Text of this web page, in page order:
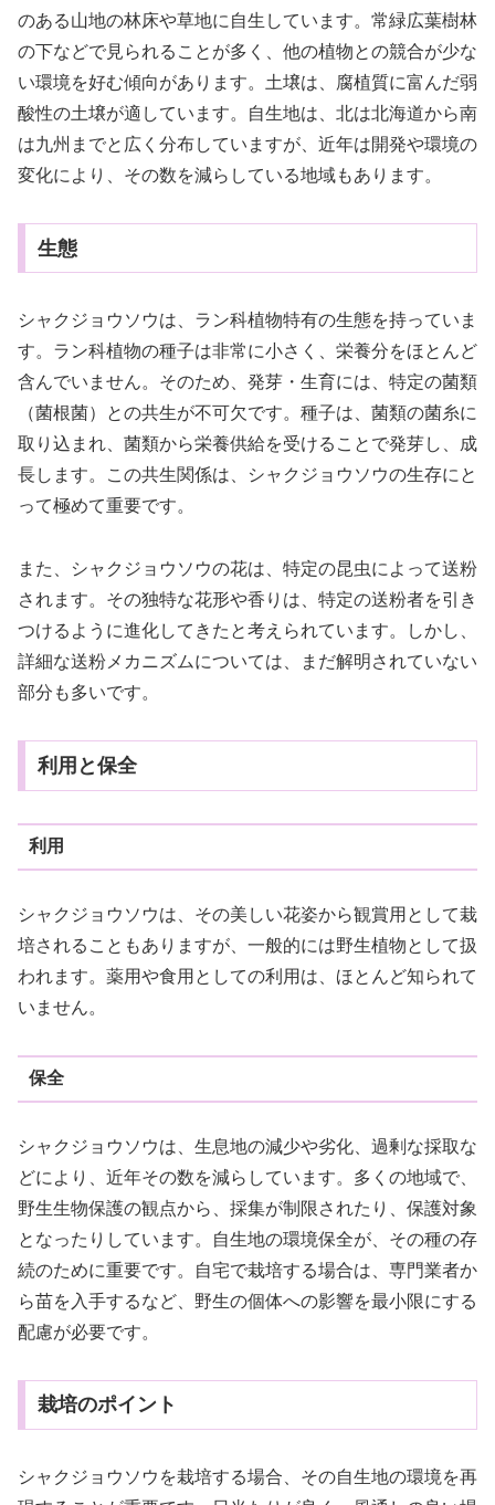
のある山地の林床や草地に自生しています。常緑広葉樹林
の下などで見られることが多く、他の植物との競合が少な
い環境を好む傾向があります。土壌は、腐植質に富んだ弱
酸性の土壌が適しています。自生地は、北は北海道から南
は九州までと広く分布していますが、近年は開発や環境の
変化により、その数を減らしている地域もあります。
生態
シャクジョウソウは、ラン科植物特有の生態を持っていま
す。ラン科植物の種子は非常に小さく、栄養分をほとんど
含んでいません。そのため、発芽・生育には、特定の菌類
（菌根菌）との共生が不可欠です。種子は、菌類の菌糸に
取り込まれ、菌類から栄養供給を受けることで発芽し、成
長します。この共生関係は、シャクジョウソウの生存にと
って極めて重要です。
また、シャクジョウソウの花は、特定の昆虫によって送粉
されます。その独特な花形や香りは、特定の送粉者を引き
つけるように進化してきたと考えられています。しかし、
詳細な送粉メカニズムについては、まだ解明されていない
部分も多いです。
利用と保全
利用
シャクジョウソウは、その美しい花姿から観賞用として栽
培されることもありますが、一般的には野生植物として扱
われます。薬用や食用としての利用は、ほとんど知られて
いません。
保全
シャクジョウソウは、生息地の減少や劣化、過剰な採取な
どにより、近年その数を減らしています。多くの地域で、
野生生物保護の観点から、採集が制限されたり、保護対象
となったりしています。自生地の環境保全が、その種の存
続のために重要です。自宅で栽培する場合は、専門業者か
ら苗を入手するなど、野生の個体への影響を最小限にする
配慮が必要です。
栽培のポイント
シャクジョウソウを栽培する場合、その自生地の環境を再